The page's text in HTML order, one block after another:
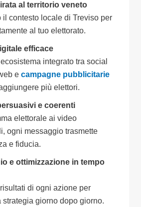
al territorio veneto
il contesto locale di Treviso per
al tuo elettorato.
efficace
integrato tra social
e campagne pubblicitarie
più elettori.
e coerenti
elettorale ai video
ogni messaggio trasmette
e fiducia.
e ottimizzazione in tempo
di ogni azione per
strategia giorno dopo giorno.